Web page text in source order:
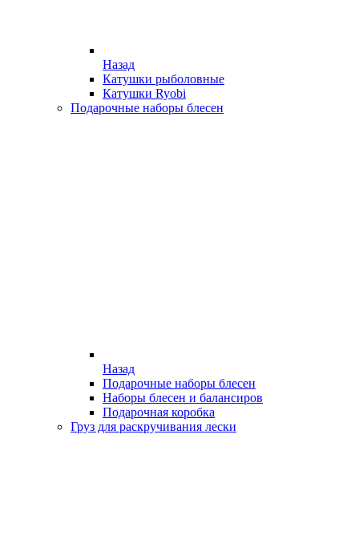
Назад
Катушки рыболовные
Катушки Ryobi
Подарочные наборы блесен
Назад
Подарочные наборы блесен
Наборы блесен и балансиров
Подарочная коробка
Груз для раскручивания лески